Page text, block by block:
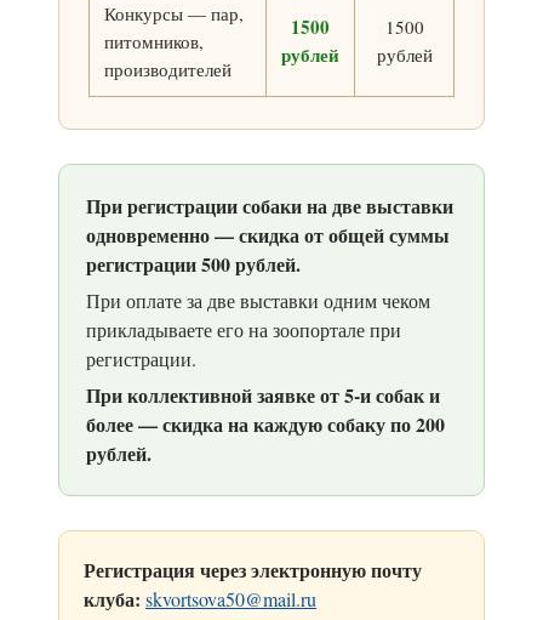
Конкурсы — пар,
питомников,
производителей
1500
рублей
1500
рублей
При регистрации собаки на две выставки
одновременно — скидка от общей суммы
регистрации 500 рублей.
При оплате за две выставки одним чеком
прикладываете его на зоопортале при
регистрации.
При коллективной заявке от 5-и собак и
более — скидка на каждую собаку по 200
рублей.
Регистрация через электронную почту
клуба: skvortsova50@mail.ru